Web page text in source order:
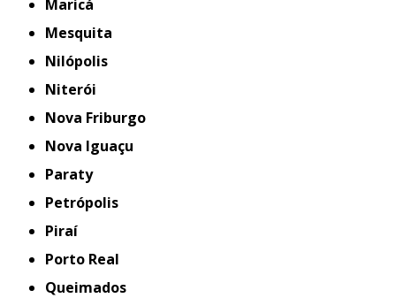
Maricá
Mesquita
Nilópolis
Niterói
Nova Friburgo
Nova Iguaçu
Paraty
Petrópolis
Piraí
Porto Real
Queimados